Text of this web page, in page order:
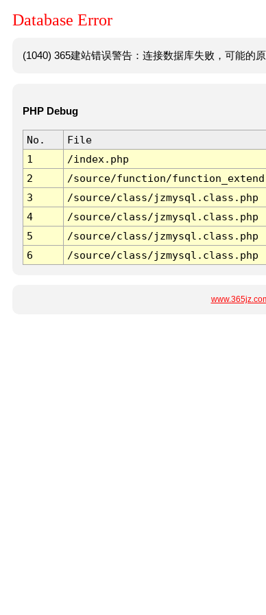
Database Error
(1040) 365建站错误警告：连接数据库失败，可能的
PHP Debug
No. File
1
/index.php
2
/source/function/
3
/source/class/jzmysql.class.php
4
/source/class/jzmysql.class.php
5
/source/class/jzmysql.class.php
6
/source/class/jzmysql.class.php